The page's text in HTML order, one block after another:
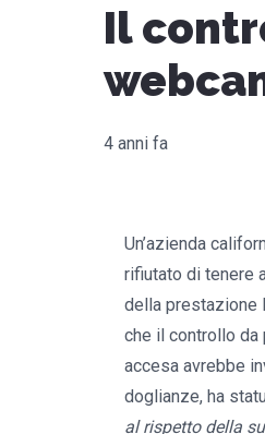
Il
4 anni fa
Un’azienda
rifiutato di tenere
della prestazione
che il controllo da
accesa avrebbe
doglianze, ha
al rispetto della